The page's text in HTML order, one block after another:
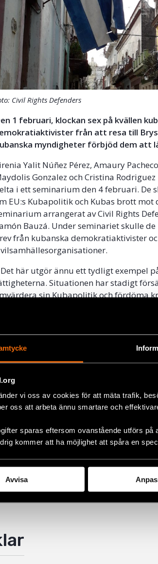
vi oss av cookies för att mäta trafik,
oss att arbeta ännu smartare och
sparas eftersom ovanstående utförs
kommer att ha möjlighet att spåra en
Avvisa
Civil Rights Defenders
1 februari, klockan sex på kvällen
från att resa till
myndigheter förbjöd dem att
Yalit Núñez Pérez, Amaury
Gonzalez och Cristina
i ett seminarium den 4 februari.
EU:s Kubapolitik och Kubas brott
arrangerat av Civil Rights
Bauzá. Under seminariet skulle
från kubanska demokratiaktivister
Det här utgör ännu ett tydligt exempel
Situationen har stadigt
sin Kubapolitik och fördöma
som presenterar
Facebook
Twitter
Google+
Mail
Aktuellt,Latinamerika